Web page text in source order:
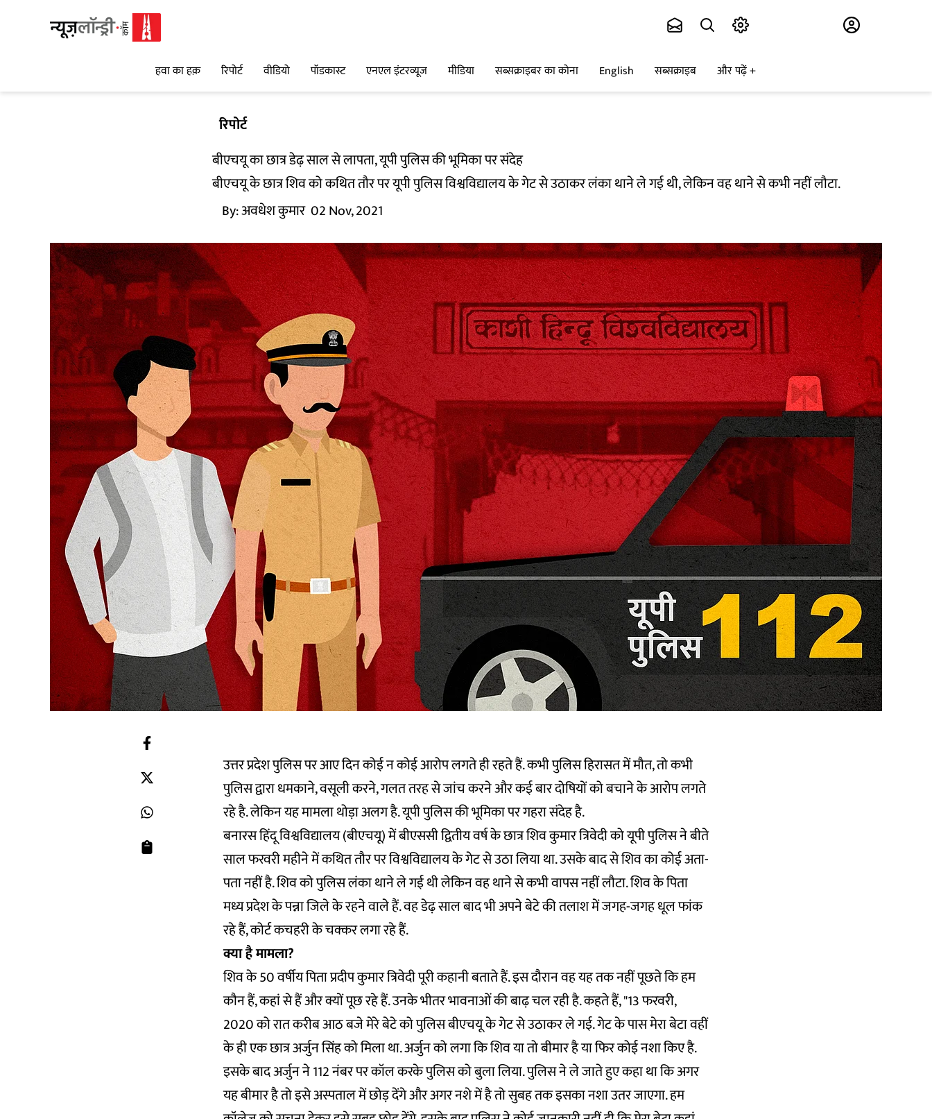
हवा का हक़ रिपोर्ट वीडियो पॉडकास्ट एनएल इंटरव्यूज मीडिया सब्सक्राइबर का कोना English सब्सक्राइब और पढ़ें
रिपोर्ट
बीएचयू का छात्र डेढ़ साल से लापता, यूपी पुलिस की भूमिका पर संदेह
बीएचयू के छात्र शिव को कथित तौर पर यूपी पुलिस विश्वविद्यालय के गेट से उठाकर लंका थाने ले गई थी, लेकिन वह थाने से कभी नहीं लौटा.
By:अवधेश कुमार 02 Nov, 2021
उत्तर प्रदेश पुलिस पर आए दिन कोई न कोई आरोप लगते ही रहते हैं. कभी पुलिस हिरासत में मौत, तो कभी
पुलिस द्वारा धमकाने, वसूली करने, गलत तरह से जांच करने और कई बार दोषियों को बचाने के आरोप लगते
रहे है. लेकिन यह मामला थोड़ा अलग है. यूपी पुलिस की भूमिका पर गहरा संदेह है.
बनारस हिंदू विश्वविद्यालय (बीएचयू) में बीएससी द्वितीय वर्ष के छात्र शिव कुमार त्रिवेदी को यूपी पुलिस ने बीते
साल फरवरी महीने में कथित तौर पर विश्वविद्यालय के गेट से उठा लिया था. उसके बाद से शिव का कोई अता-
पता नहीं है. शिव को पुलिस लंका थाने ले गई थी लेकिन वह थाने से कभी वापस नहीं लौटा. शिव के पिता
मध्य प्रदेश के पन्ना जिले के रहने वाले हैं. वह डेढ़ साल बाद भी अपने बेटे की तलाश में जगह-जगह धूल फांक
रहे हैं, कोर्ट कचहरी के चक्कर लगा रहे हैं.
क्या है मामला?
शिव के 50 वर्षीय पिता प्रदीप कुमार त्रिवेदी पूरी कहानी बताते हैं. इस दौरान वह यह तक नहीं पूछते कि हम
कौन हैं, कहां से हैं और क्यों पूछ रहे हैं. उनके भीतर भावनाओं की बाढ़ चल रही है. कहते हैं, "13 फरवरी,
2020 को रात करीब आठ बजे मेरे बेटे को पुलिस बीएचयू के गेट से उठाकर ले गई. गेट के पास मेरा बेटा वहीं
के ही एक छात्र अर्जुन सिंह को मिला था. अर्जुन को लगा कि शिव या तो बीमार है या फिर कोई नशा किए है.
इसके बाद अर्जुन ने 112 नंबर पर कॉल करके पुलिस को बुला लिया. पुलिस ने ले जाते हुए कहा था कि अगर
यह बीमार है तो इसे अस्पताल में छोड़ देंगे और अगर नशे में है तो सुबह तक इसका नशा उतर जाएगा. हम